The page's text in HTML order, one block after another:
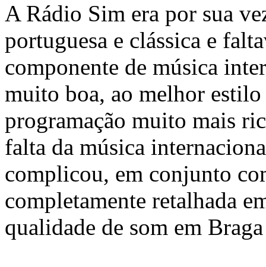
A Rádio Sim era por sua
portuguesa e clássica e
componente de música
muito boa, ao melhor estilo
programação muito mais
falta da música
complicou, em conjunto
completamente retalhada
qualidade de som em